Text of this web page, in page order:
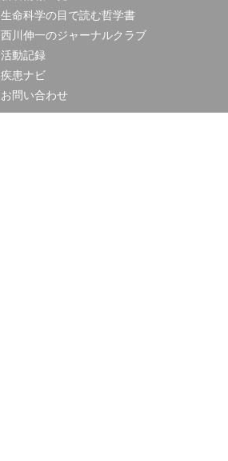
生命科学の目で読む哲学書
西川伸一のジャーナルクラブ
活動記録
疾患ナビ
お問い合わせ